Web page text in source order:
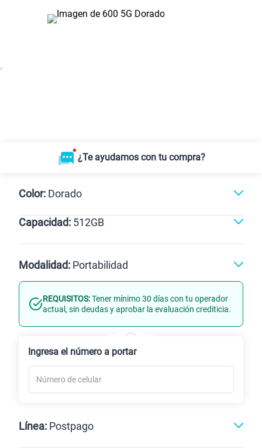
¿Te ayudamos con tu compra?
Color: Dorado
Naranja
Capacidad: 512GB
512GB
Modalidad: Portabilidad
Línea Nueva Portabilidad
REQUISITOS:Tener mínimo 30 días con tu operador
actual, sin deudas y aprobar la evaluación crediticia.
Ingresa el número a portar
Línea: Postpago